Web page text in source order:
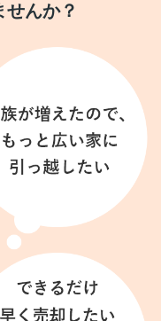
せんか？